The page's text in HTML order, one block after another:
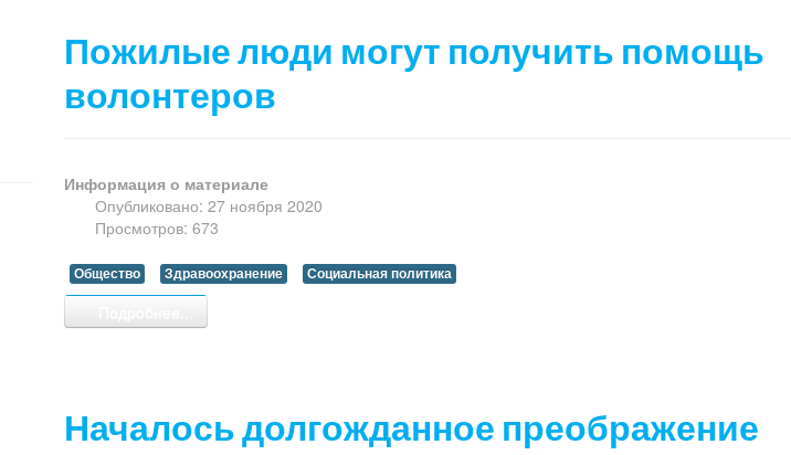
Пожилые люди могут получить помощь
волонтеров
Информация о материале
Опубликовано: 27 ноября 2020
Просмотров: 673
Общество Здравоохранение Социальная политика
Началось долгожданное преображение